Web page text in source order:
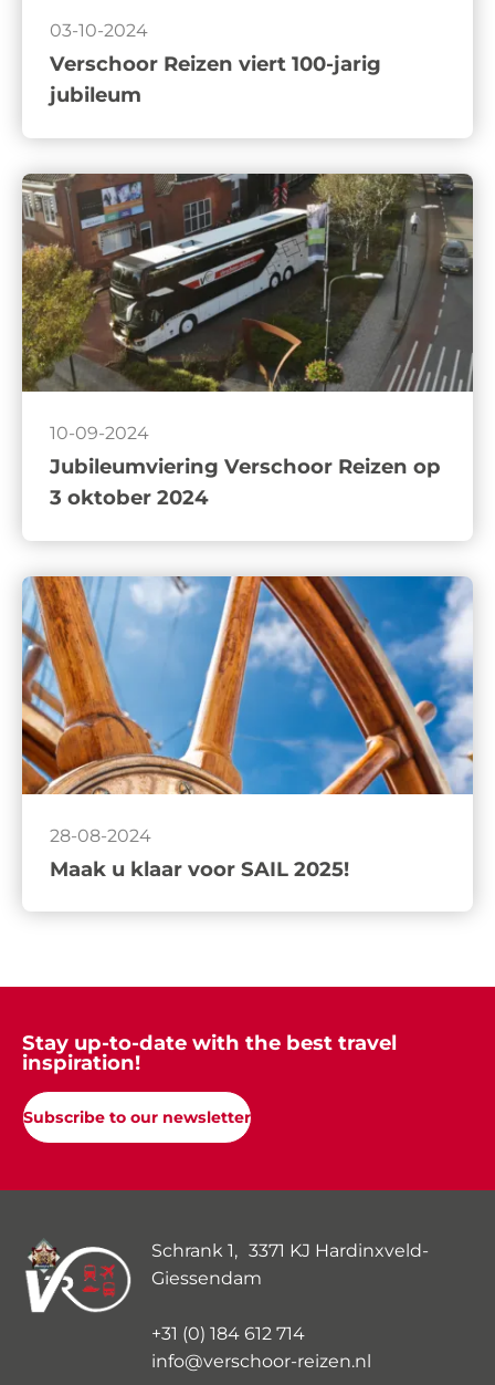
03-10-2024
Verschoor Reizen viert 100-jarig
jubileum
10-09-2024
Jubileumviering Verschoor Reizen op
3 oktober 2024
28-08-2024
Maak u klaar voor SAIL 2025!
Stay up-to-date with the best travel
inspiration!
Subscribe to our newsletter
Schrank 1, 3371 KJ Hardinxveld-
Giessendam
+31 (0) 184 612 714
info@verschoor-reizen.nl